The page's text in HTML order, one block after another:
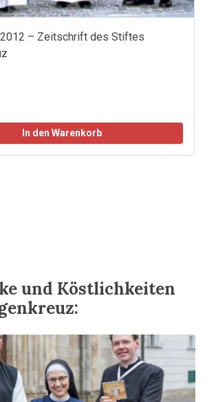
2012 – Zeitschrift des Stiftes
In den Warenkorb
und Köstlichkeiten